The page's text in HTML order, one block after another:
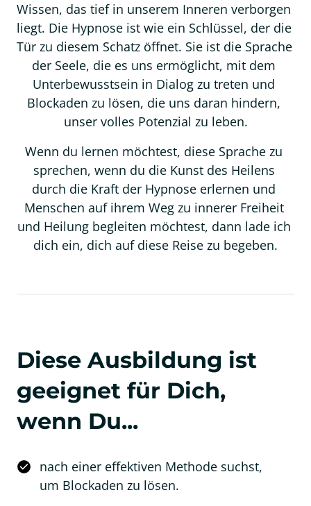
Wissen, das tief in unserem Inneren verborgen
liegt. Die Hypnose ist wie ein Schlüssel, der die
Tür zu diesem Schatz öffnet. Sie ist die Sprache
der Seele, die es uns ermöglicht, mit dem
Unterbewusstsein in Dialog zu treten und
Blockaden zu lösen, die uns daran hindern,
unser volles Potenzial zu leben.
Wenn du lernen möchtest, diese Sprache zu
sprechen, wenn du die Kunst des Heilens
durch die Kraft der Hypnose erlernen und
Menschen auf ihrem Weg zu innerer Freiheit
und Heilung begleiten möchtest, dann lade ich
dich ein, dich auf diese Reise zu begeben.
Diese Ausbildung ist
geeignet für Dich,
wenn Du...
nach einer effektiven Methode suchst,
um Blockaden zu lösen.